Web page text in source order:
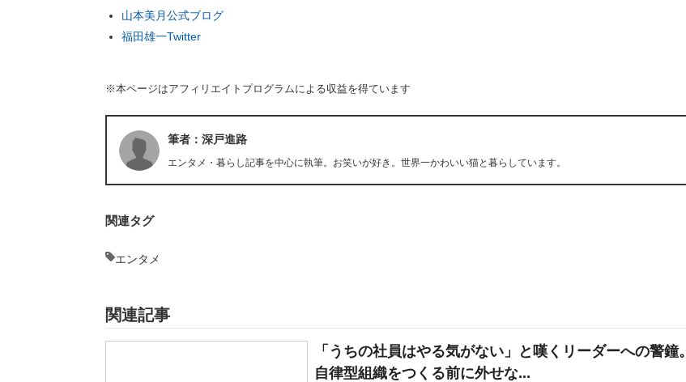
山本美月公式ブログ
福田雄一Twitter
※本ページはアフィリエイトプログラムによる収益を得ています
筆者：深戸進路
エンタメ・暮らし記事を中心に執筆。お笑いが好き。世界一かわいい猫と暮らしています。
関連タグ
エンタメ
関連記事
「うちの社員はやる気がない」と嘆くリーダーへの警鐘。
自律型組織をつくる前に外せな...